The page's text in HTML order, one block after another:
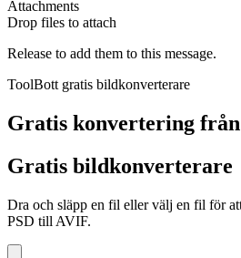
Attachments
Drop files to attach
Release to add them to this message.
ToolBott gratis bildkonverterare
Gratis konvertering
Gratis bildkonverterare
Dra och släpp en fil eller välj en fil för
PSD till AVIF.